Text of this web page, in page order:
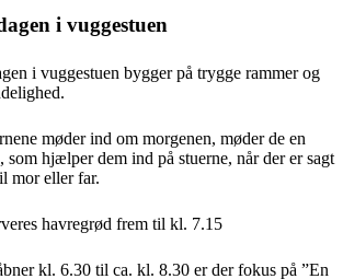
i vuggestuen
i vuggestuen bygger på trygge rammer og
møder ind om morgenen, møder de en
som hjælper dem ind på stuerne, når der er sagt
mor eller far.
havregrød frem til kl. 7.15
kl. 6.30 til ca. kl. 8.30 er der fokus på ”En